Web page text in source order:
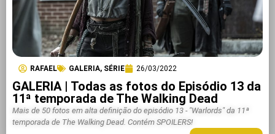
RAFAEL GALERIA, SÉRIE 26/03/2022
GALERIA | Todas as fotos do Episódio 13 da
11ª temporada de The Walking Dead
Mais de 50 fotos em alta definição do episódio 13 - "Warlords" da 11ª
temporada de The Walking Dead. Contém SPOILERS!